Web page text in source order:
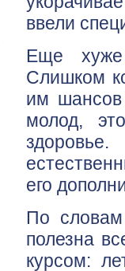
ввели
Еще хуже
Слишком
им шансов
молод,
его
По
полезна
курсом: